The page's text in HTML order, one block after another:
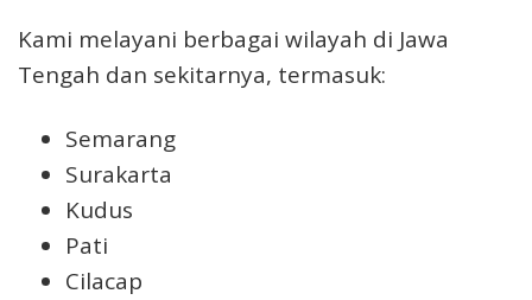
Kami melayani berbagai wilayah di Jawa
Tengah dan sekitarnya, termasuk:
Semarang
Surakarta
Kudus
Pati
Cilacap